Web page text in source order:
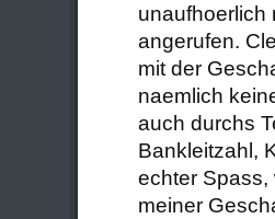
unaufhoerlich
angerufen.
mit der
naemlich
auch durchs
Bankleitzahl,
echter Spass,
meiner